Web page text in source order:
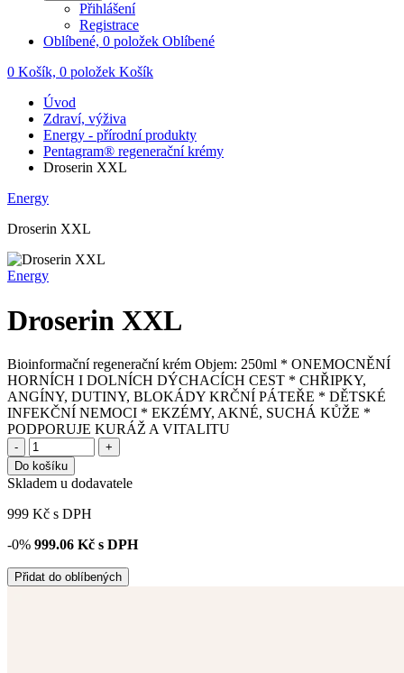
Přihlášení
Registrace
Oblíbené, 0 položek Oblíbené
0 Košík, 0 položek Košík
Úvod
Zdraví, výživa
Energy - přírodní produkty
Pentagram® regenerační krémy
Droserin XXL
Energy
Droserin XXL
Energy
Droserin XXL
Bioinformační regenerační krém Objem: 250ml * ONEMOCNĚNÍ
HORNÍCH I DOLNÍCH DÝCHACÍCH CEST * CHŘIPKY,
ANGÍNY, DUTINY, BLOKÁDY KRČNÍ PÁTEŘE * DĚTSKÉ
INFEKČNÍ NEMOCI * EKZÉMY, AKNÉ, SUCHÁ KŮŽE *
PODPORUJE KURÁŽ A VITALITU
-
+
Do košíku
Skladem u dodavatele
999 Kč s DPH
-0% 999.06 Kč s DPH
Přidat do oblíbených